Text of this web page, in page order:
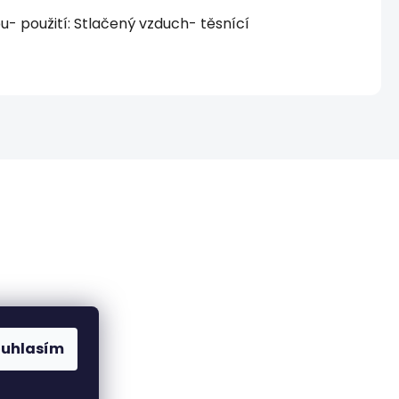
použití: Stlačený vzduch- těsnící